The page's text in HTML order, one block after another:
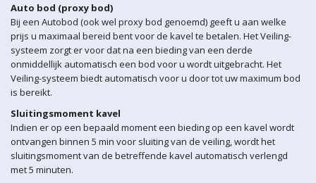
Auto bod (proxy bod)
Bij een Autobod (ook wel proxy bod genoemd) geeft u aan welke
prijs u maximaal bereid bent voor de kavel te betalen. Het Veiling-
systeem zorgt er voor dat na een bieding van een derde
onmiddellijk automatisch een bod voor u wordt uitgebracht. Het
Veiling-systeem biedt automatisch voor u door tot uw maximum bod
is bereikt.
Sluitingsmoment kavel
Indien er op een bepaald moment een bieding op een kavel wordt
ontvangen binnen 5 min voor sluiting van de veiling, wordt het
sluitingsmoment van de betreffende kavel automatisch verlengd
met 5 minuten.